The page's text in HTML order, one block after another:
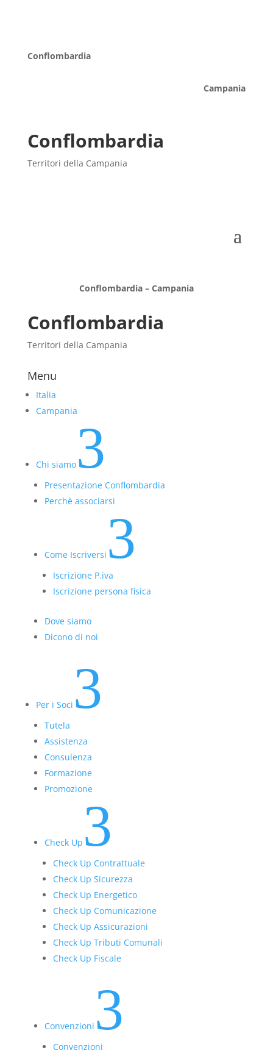
Conflombardia
Campania
Conflombardia
Territori della Campania
Conflombardia – Campania
Conflombardia
Territori della Campania
Menu
Italia
Campania
Chi siamo3
Presentazione Conflombardia
Perchè associarsi
Come Iscriversi 3
Iscrizione P.iva
Iscrizione persona fisica
Dove siamo
Dicono di noi
Per i Soci 3
Tutela
Assistenza
Consulenza
Formazione
Promozione
Check Up 3
Check Up Contrattuale
Check Up Sicurezza
Check Up Energetico
Check Up Comunicazione
Check Up Assicurazioni
Check Up Tributi Comunali
Check Up Fiscale
Convenzioni 3
Convenzioni